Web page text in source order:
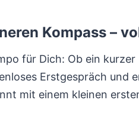
Kompass –
für Dich: Ob ein
Erstgespräch und
mit einem kleinen